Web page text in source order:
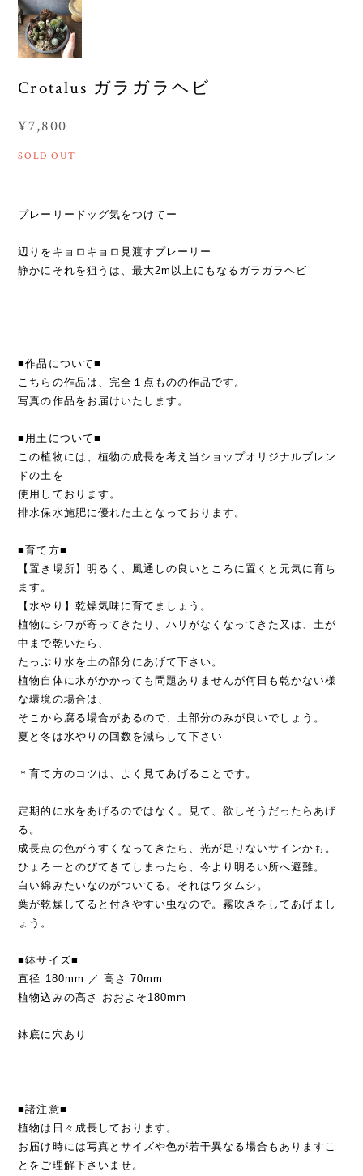
Crotalus ガラガラヘビ
¥7,800
SOLD OUT
プレーリードッグ気をつけてー
辺りをキョロキョロ見渡すプレーリー
静かにそれを狙うは、最大2m以上にもなるガラガラヘビ
■作品について■
こちらの作品は、完全１点ものの作品です。
写真の作品をお届けいたします。
■用土について■
この植物には、植物の成長を考え当ショップオリジナルブレン
ドの土を
使用しております。
排水保水施肥に優れた土となっております。
■育て方■
【置き場所】明るく、風通しの良いところに置くと元気に育ち
ます。
【水やり】乾燥気味に育てましょう。
植物にシワが寄ってきたり、ハリがなくなってきた又は、土が
中まで乾いたら、
たっぷり水を土の部分にあげて下さい。
植物自体に水がかかっても問題ありませんが何日も乾かない様
な環境の場合は、
そこから腐る場合があるので、土部分のみが良いでしょう。
夏と冬は水やりの回数を減らして下さい
＊育て方のコツは、よく見てあげることです。
定期的に水をあげるのではなく。見て、欲しそうだったらあげ
る。
成長点の色がうすくなってきたら、光が足りないサインかも。
ひょろーとのびてきてしまったら、今より明るい所へ避難。
白い綿みたいなのがついてる。それはワタムシ。
葉が乾燥してると付きやすい虫なので。霧吹きをしてあげまし
ょう。
■鉢サイズ■
直径 180mm ／ 高さ 70mm
植物込みの高さ おおよそ180mm
鉢底に穴あり
■諸注意■
植物は日々成長しております。
お届け時には写真とサイズや色が若干異なる場合もありますこ
とをご理解下さいませ。